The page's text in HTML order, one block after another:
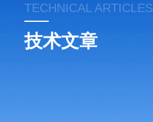
TECHNICAL ARTICLES
技术文章